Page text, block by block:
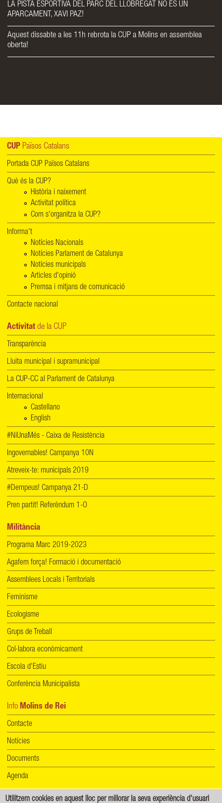
LA PISTA ESPORTIVA DEL PARC DEL LLOBREGAT NO ÉS UN
APARCAMENT, XAVI PAZ!
Aquest dissabte a les 11h rebrota la CUP a Molins en assemblea
oberta!
CUP Països Catalans
Portada CUP Països Catalans
Què és la CUP?
Història i naixement
Activitat política
Com s'organitza la CUP?
Informa't
Notícies Nacionals
Notícies Parlament de Catalunya
Notícies municipals
Articles d'opinió
Premsa i mitjans de comunicació
Contacte nacional
Activitat de la CUP
Transparència
Lluita municipal i supramunicipal
La CUP-CC al Parlament de Catalunya
Internacional
Castellano
English
#NiUnaMés - Caixa de Resistència
Ingovernables! Campanya 10N
Atreveix-te: municipals 2019
#Dempeus! Campanya 21-D
Pren partit! Referèndum 1-O
Militància
Programa Marc 2019-2023
Agafem força! Formació i documentació
Assemblees Locals i Territorials
Feminisme
Ecologisme
Grups de Treball
Col·labora econòmicament
Escola d'Estiu
Conferència Municipalista
Info Molins de Rei
Contacte
Notícies
Documents
Agenda
Utilitzem cookies en aquest lloc per millorar la seva experiència d'usuari